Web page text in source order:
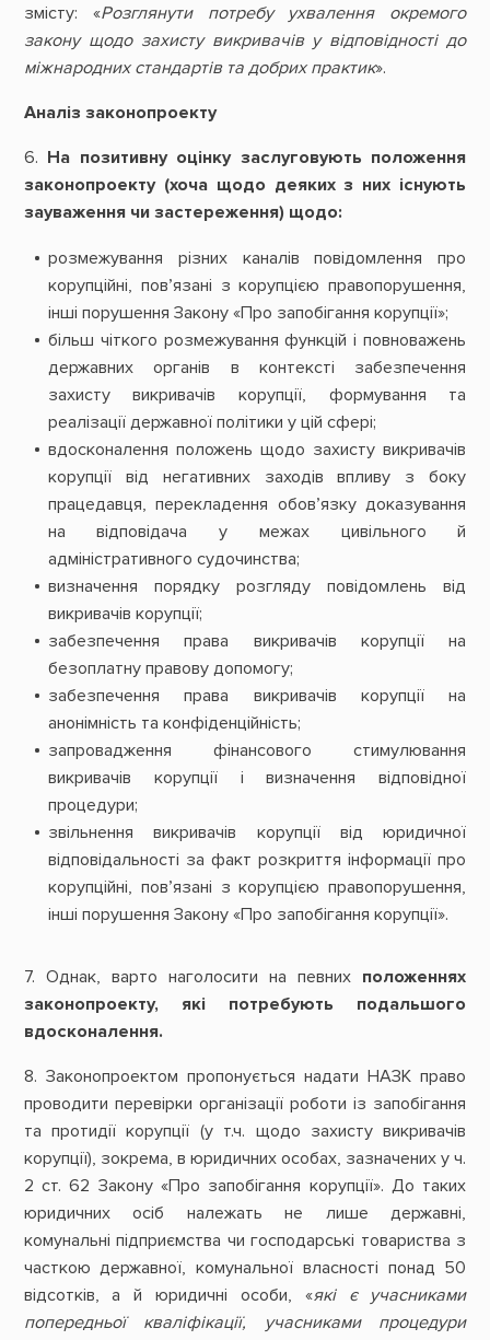
змісту: «Розглянути потребу ухвалення окремого
закону щодо захисту викривачів у відповідності до
міжнародних стандартів та добрих практик».
Аналіз законопроекту
6. На позитивну оцінку заслуговують положення
законопроекту (хоча щодо деяких з них існують
зауваження чи застереження) щодо:
розмежування різних каналів повідомлення про
корупційні, пов’язані з корупцією правопорушення,
інші порушення Закону «Про запобігання корупції»;
більш чіткого розмежування функцій і повноважень
державних органів в контексті забезпечення
захисту викривачів корупції, формування та
реалізації державної політики у цій сфері;
вдосконалення положень щодо захисту викривачів
корупції від негативних заходів впливу з боку
працедавця, перекладення обов’язку доказування
на відповідача у межах цивільного й
адміністративного судочинства;
визначення порядку розгляду повідомлень від
викривачів корупції;
забезпечення права викривачів корупції на
безоплатну правову допомогу;
забезпечення права викривачів корупції на
анонімність та конфіденційність;
запровадження фінансового стимулювання
викривачів корупції і визначення відповідної
процедури;
звільнення викривачів корупції від юридичної
відповідальності за факт розкриття інформації про
корупційні, пов’язані з корупцією правопорушення,
інші порушення Закону «Про запобігання корупції».
7. Однак, варто наголосити на певних положеннях
законопроекту, які потребують подальшого
вдосконалення.
8. Законопроектом пропонується надати НАЗК право
проводити перевірки організації роботи із запобігання
та протидії корупції (у т.ч. щодо захисту викривачів
корупції), зокрема, в юридичних особах, зазначених у ч.
2 ст. 62 Закону «Про запобігання корупції». До таких
юридичних осіб належать не лише державні,
комунальні підприємства чи господарські товариства з
часткою державної, комунальної власності понад 50
відсотків, а й юридичні особи, «які є учасниками
попередньої кваліфікації, учасниками процедури